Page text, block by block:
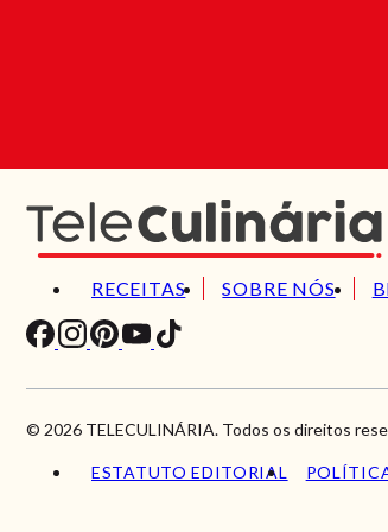
RECEITAS SOBRE NÓS
© 2026 TELECULINÁRIA. Todos os direitos
ESTATUTO EDITORIAL